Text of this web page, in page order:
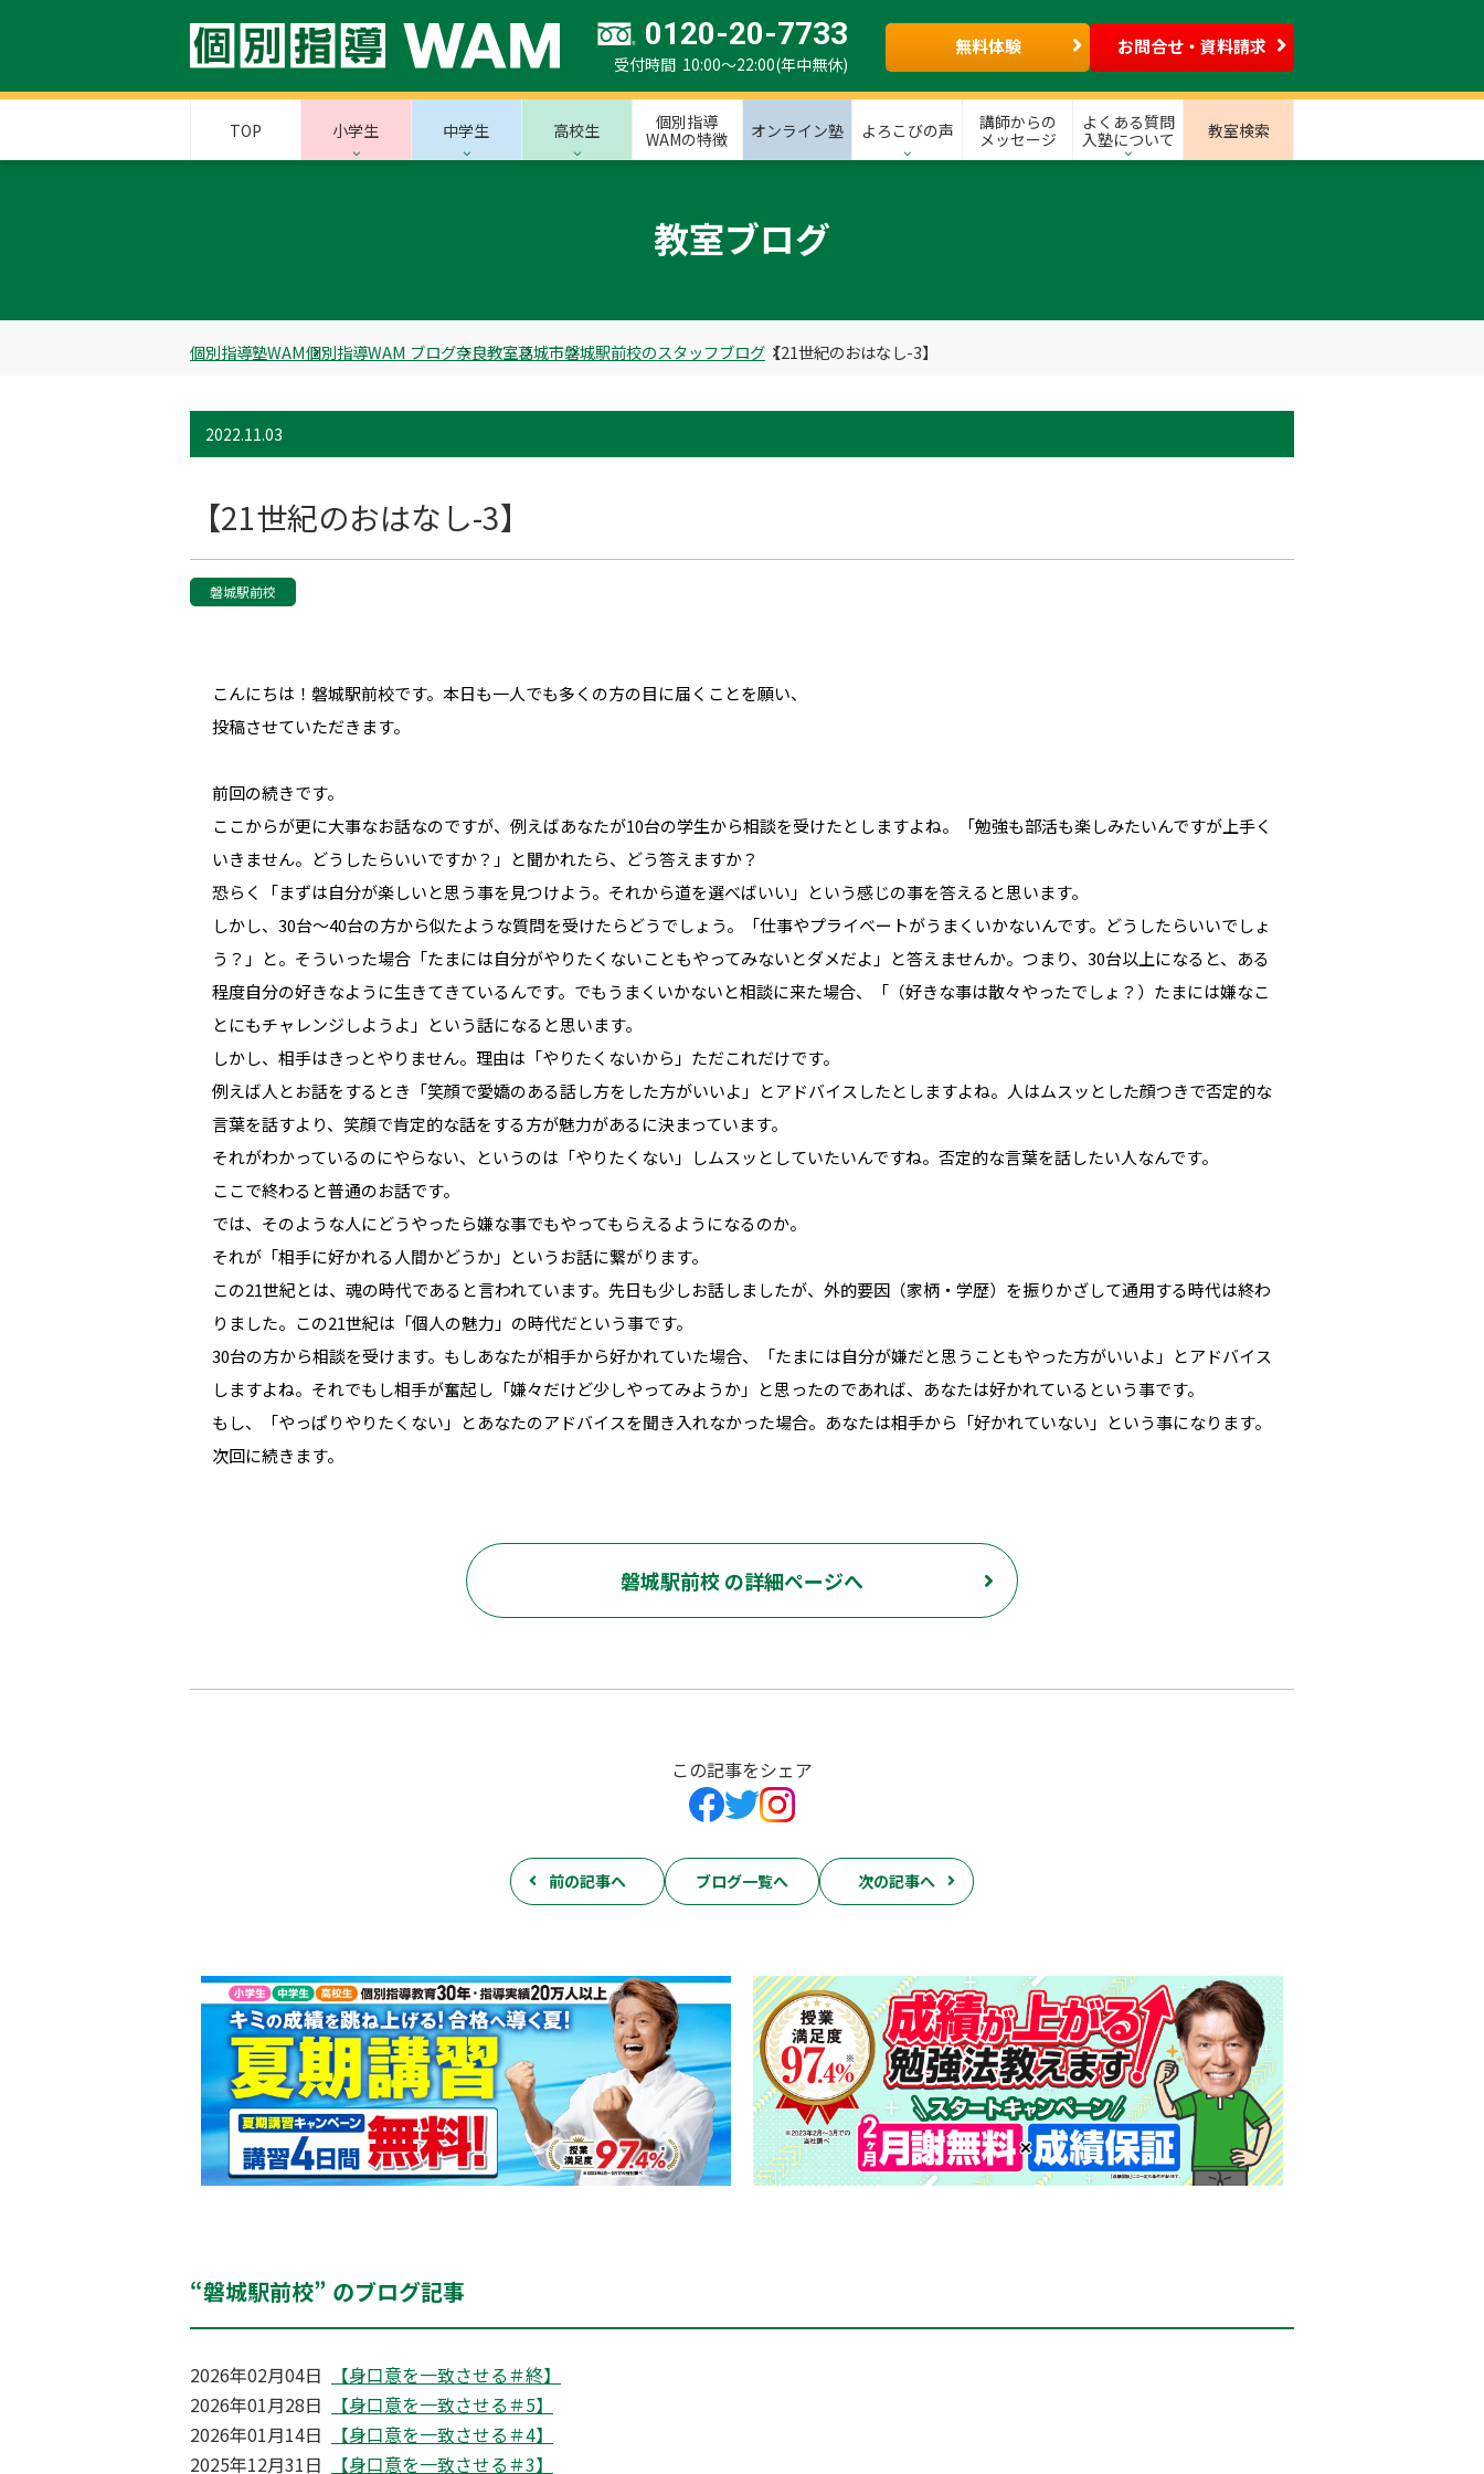
0120-20-7733
受付時間 10:00～22:00(年中無休)
無料体験 お問合せ・資料請求
TOP 小学生 中学生 高校生
個別指導
WAMの特徴
オンライン塾 よろこびの声
講師からの
メッセージ
よくある質問
入塾について
教室検索
教室ブログ
個別指導塾WAM個別指導WAM ブログ奈良教室葛城市磐城駅前校のスタッフブログ 【21世紀のおはなし-3】
2022.11.03
【21世紀のおはなし-3】
磐城駅前校
こんにちは！磐城駅前校です。本日も一人でも多くの方の目に届くことを願い、
投稿させていただきます。
前回の続きです。
ここからが更に大事なお話なのですが、例えばあなたが10台の学生から相談を受けたとしますよね。「勉強も部活も楽しみたいんですが上手く
いきません。どうしたらいいですか？」と聞かれたら、どう答えますか？
恐らく「まずは自分が楽しいと思う事を見つけよう。それから道を選べばいい」という感じの事を答えると思います。
しかし、30台～40台の方から似たような質問を受けたらどうでしょう。「仕事やプライベートがうまくいかないんです。どうしたらいいでしょ
う？」と。そういった場合「たまには自分がやりたくないこともやってみないとダメだよ」と答えませんか。つまり、30台以上になると、ある
程度自分の好きなように生きてきているんです。でもうまくいかないと相談に来た場合、「（好きな事は散々やったでしょ？）たまには嫌なこ
とにもチャレンジしようよ」という話になると思います。
しかし、相手はきっとやりません。理由は「やりたくないから」ただこれだけです。
例えば人とお話をするとき「笑顔で愛嬌のある話し方をした方がいいよ」とアドバイスしたとしますよね。人はムスッとした顔つきで否定的な
言葉を話すより、笑顔で肯定的な話をする方が魅力があるに決まっています。
それがわかっているのにやらない、というのは「やりたくない」しムスッとしていたいんですね。否定的な言葉を話したい人なんです。
ここで終わると普通のお話です。
では、そのような人にどうやったら嫌な事でもやってもらえるようになるのか。
それが「相手に好かれる人間かどうか」というお話に繋がります。
この21世紀とは、魂の時代であると言われています。先日も少しお話しましたが、外的要因（家柄・学歴）を振りかざして通用する時代は終わ
りました。この21世紀は「個人の魅力」の時代だという事です。
30台の方から相談を受けます。もしあなたが相手から好かれていた場合、「たまには自分が嫌だと思うこともやった方がいいよ」とアドバイス
しますよね。それでもし相手が奮起し「嫌々だけど少しやってみようか」と思ったのであれば、あなたは好かれているという事です。
もし、「やっぱりやりたくない」とあなたのアドバイスを聞き入れなかった場合。あなたは相手から「好かれていない」という事になります。
次回に続きます。
磐城駅前校 の詳細ページへ
この記事をシェア
前の記事へ ブログ一覧へ 次の記事へ
“磐城駅前校” のブログ記事
2026年02月04日
【身口意を一致させる＃終】
2026年01月28日
【身口意を一致させる＃5】
2026年01月14日
【身口意を一致させる＃4】
2025年12月31日
【身口意を一致させる＃3】